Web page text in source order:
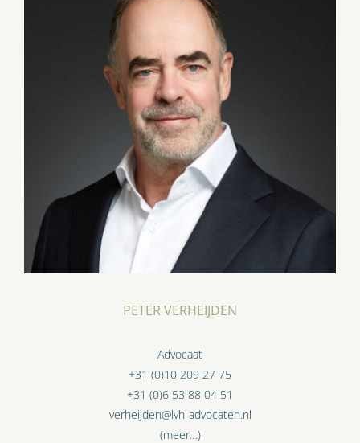
PETER VERHEIJDEN
Advocaat
+31 (0)10 209 27 75
+31 (0)6 53 88 04 51
verheijden@lvh-advocaten.nl
(meer…)